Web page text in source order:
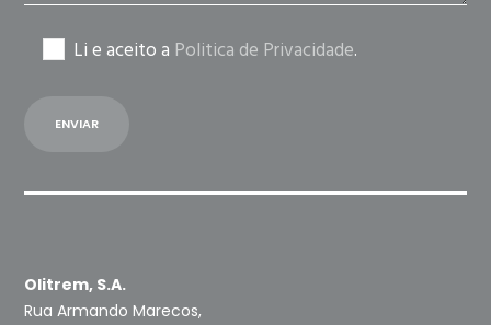
Li e aceito a Politica de Privacidade.
Olitrem, S.A.
Rua Armando Marecos,